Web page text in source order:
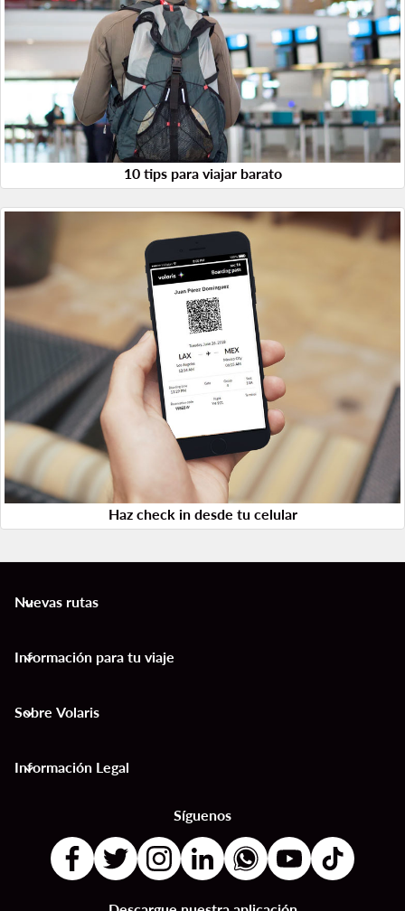
10 tips para viajar barato
Haz check in desde tu celular
Nuevas rutas
keyboard_arrow_down
Información para tu viaje
keyboard_arrow_down
Sobre Volaris
keyboard_arrow_down
Información Legal
keyboard_arrow_down
Síguenos